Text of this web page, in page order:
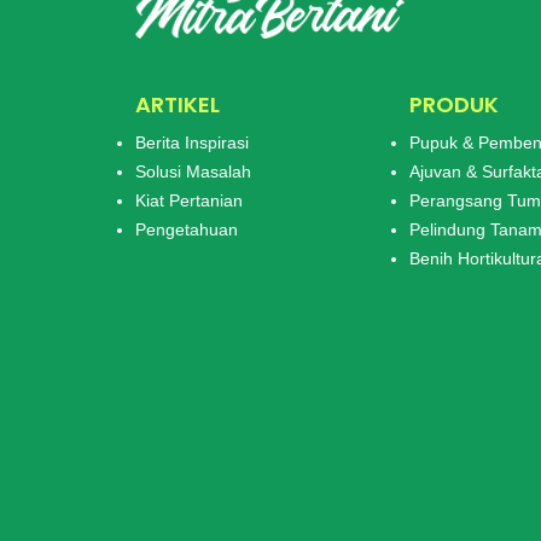
ARTIKEL
Berita Inspirasi
Solusi Masalah
Kiat Pertanian
Pengetahuan
PRODUK
Pupuk &
Ajuvan &
Perangsang
Pelindung
Benih